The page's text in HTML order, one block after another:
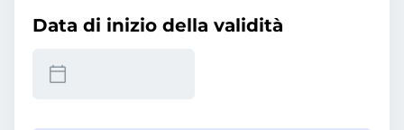
Data di inizio della validità